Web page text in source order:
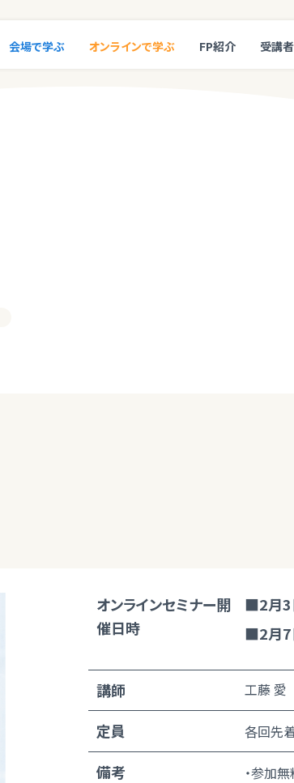
会場で学ぶ オンラインで学ぶ FP紹介 受講
オンラインセミナー開
催日時
■2月3
■2月7
講師 工藤 愛
定員 各回先
備考
・参加